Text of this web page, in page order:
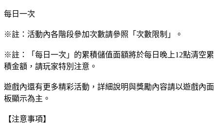
每日一次
※註：活動內各階段參加次數請參照「次數限制」。
※註：「每日一次」的累積儲值面額將於每日晚上12點清空累
積金額，請玩家特別注意。
遊戲內還有更多精彩活動，詳細說明與獎勵內容請以遊戲內面
板顯示為主。
【注意事項】